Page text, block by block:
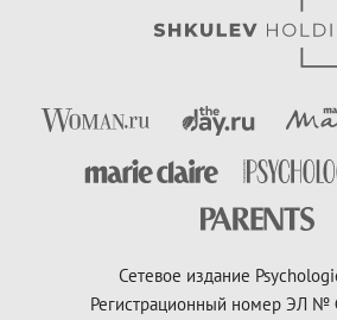
Сетевое издание
Регистрационный номер ЭЛ №